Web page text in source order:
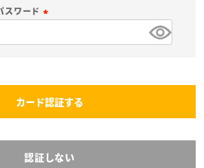
スワード
)
カード認証する
認証しない